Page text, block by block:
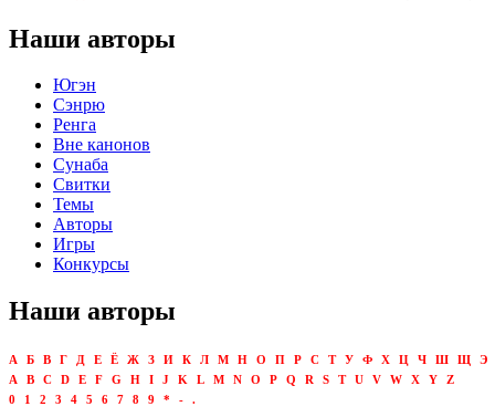
Наши авторы
Югэн
Сэнрю
Ренга
Вне канонов
Сунаба
Свитки
Темы
Авторы
Игры
Конкурсы
Наши авторы
А Б В Г Д Е Ё Ж З И К Л М Н О П Р С Т У Ф Х Ц Ч Ш Щ
Э
A
B C D E F G H I J K L M N O P Q R S T U V W X Y
Z
0
1 2 3 4 5 6 7 8 9 * - .